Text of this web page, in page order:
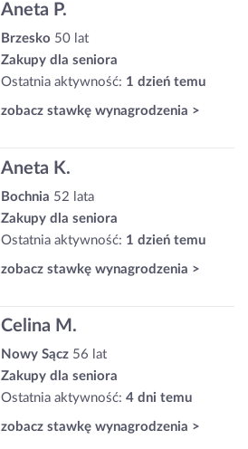
Aneta P.
Brzesko 50 lat
Zakupy dla seniora
Ostatnia aktywność: 1 dzień temu
zobacz stawkę wynagrodzenia >
Aneta K.
Bochnia 52 lata
Zakupy dla seniora
Ostatnia aktywność: 1 dzień temu
zobacz stawkę wynagrodzenia >
Celina M.
Nowy Sącz 56 lat
Zakupy dla seniora
Ostatnia aktywność: 4 dni temu
zobacz stawkę wynagrodzenia >